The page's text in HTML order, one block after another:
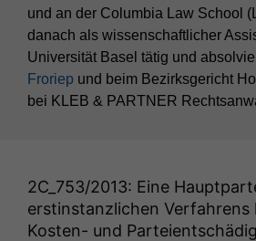
und an der Columbia Law School
danach als wissenschaftlicher
Universität Basel tätig und
Froriep und beim Bezirksgericht
bei KLEB & PARTNER
2C_753/2013: Eine
erstinstanzlichen Verfahrens
Kosten- und